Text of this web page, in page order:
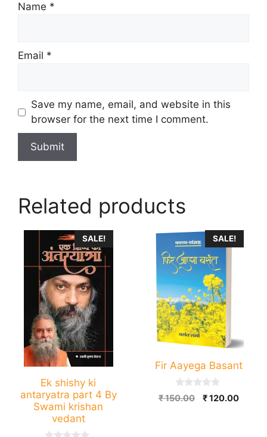
Name *
Email *
Save my name, email, and website in this
browser for the next time I comment.
Related products
SALE!
Ek shishy ki
antaryatra part 4 By
Swami krishan
vedant
product
has
multiple
variants.
options
may
be
the
product
SALE!
Fir Aayega Basant
0
o
₹150.00
Original
₹120.00